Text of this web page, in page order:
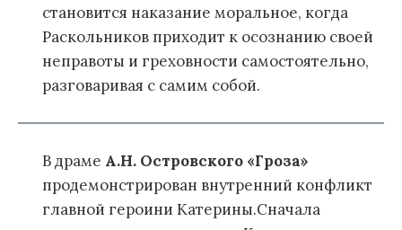
становится наказание моральное, когда
Раскольников приходит к осознанию своей
неправоты и греховности самостоятельно,
разговаривая с самим собой.
В драме А.Н. Островского «Гроза»
продемонстрирован внутренний конфликт
главной героини Катерины.Сначала